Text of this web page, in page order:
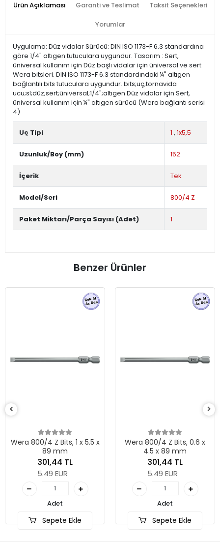
Ürün Açıklaması Garanti ve Teslimat Taksit Seçenekleri
Yorumlar
Uygulama: Düz vidalar Sürücü: DIN ISO 1173-F 6.3 standardına
göre 1/4" altıgen tutuculara uygundur. Tasarım : Sert,
üniversal kullanım için Düz başlı vidalar için üniversal ve sert
Wera bitsleri. DIN ISO 1173-F 6.3 standardındaki ¼" altıgen
bağlantılı bits tutuculara uygundur. bits;uç;tornavida
ucu;sl;düz;sert;üniversal;1/4";altıgen Düz vidalar için Sert,
üniversal kullanım için ¼" altıgen sürücü (Wera bağlantı serisi
4)
Uç Tipi 1 , 1x5,5
Uzunluk/Boy (mm) 152
İçerik Tek
Model/Seri 800/4 Z
Paket Miktarı/Parça Sayısı (Adet) 1
Benzer Ürünler
Wera 800/4 Z Bits, 1 x 5.5 x
89 mm
301,44 TL
5.49 EUR
Adet
Sepete Ekle
Wera 800/4 Z Bits, 0.6 x
4.5 x 89 mm
301,44 TL
5.49 EUR
Adet
Sepete Ekle